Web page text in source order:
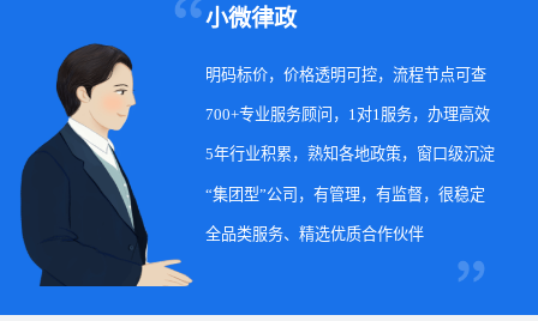
小微律政
明码标价，价格透明可控，流程节点可查
700+专业服务顾问，1对1服务，办理高效
5年行业积累，熟知各地政策，窗口级沉淀
“集团型”公司，有管理，有监督，很稳定
全品类服务、精选优质合作伙伴